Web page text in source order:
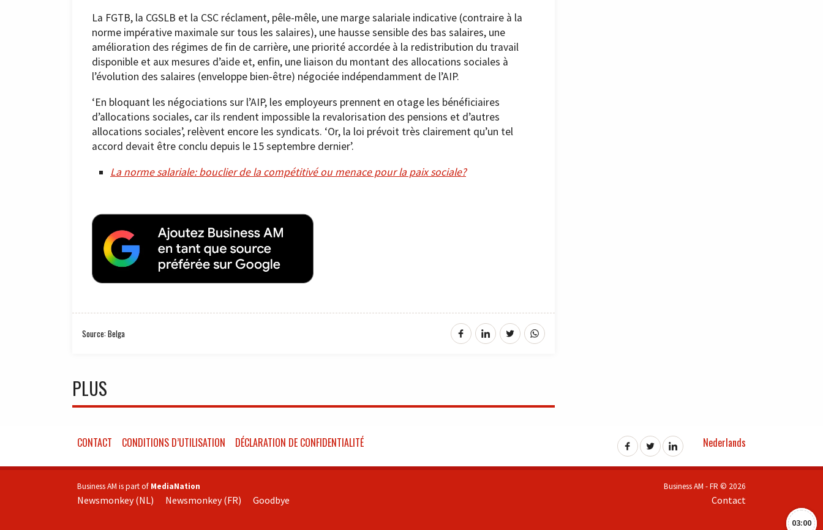
La FGTB, la CGSLB et la CSC réclament, pêle-mêle, une marge salariale indicative (contraire à la
norme impérative maximale sur tous les salaires), une hausse sensible des bas salaires, une
amélioration des régimes de fin de carrière, une priorité accordée à la redistribution du travail
disponible et aux mesures d’aide et, enfin, une liaison du montant des allocations sociales à
l’évolution des salaires (enveloppe bien-être) négociée indépendamment de l’AIP.
‘En bloquant les négociations sur l’AIP, les employeurs prennent en otage les bénéficiaires
d’allocations sociales, car ils rendent impossible la revalorisation des pensions et d’autres
allocations sociales’, relèvent encore les syndicats. ‘Or, la loi prévoit très clairement qu’un tel
accord devait être conclu depuis le 15 septembre dernier’.
La norme salariale: bouclier de la compétitivé ou menace pour la paix sociale?
Source: Belga
PLUS
03:00
CONTACT CONDITIONS D’UTILISATION DÉCLARATION DE CONFIDENTIALITÉ Nederlands
Business AM is part of MediaNation
Newsmonkey (NL) Newsmonkey (FR) Goodbye
Business AM - FR © 2026
Contact